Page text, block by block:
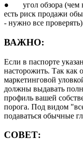
● угол обзора (чем
есть риск продажи
- нужно все
ВАЖНО:
Если в паспорте
насторожить. Так как
маркетинговой
должны выдавать
профиль вашей
порога. Под видом
подаваться обычные
СОВЕТ: